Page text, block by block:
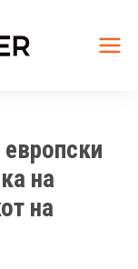
на
на